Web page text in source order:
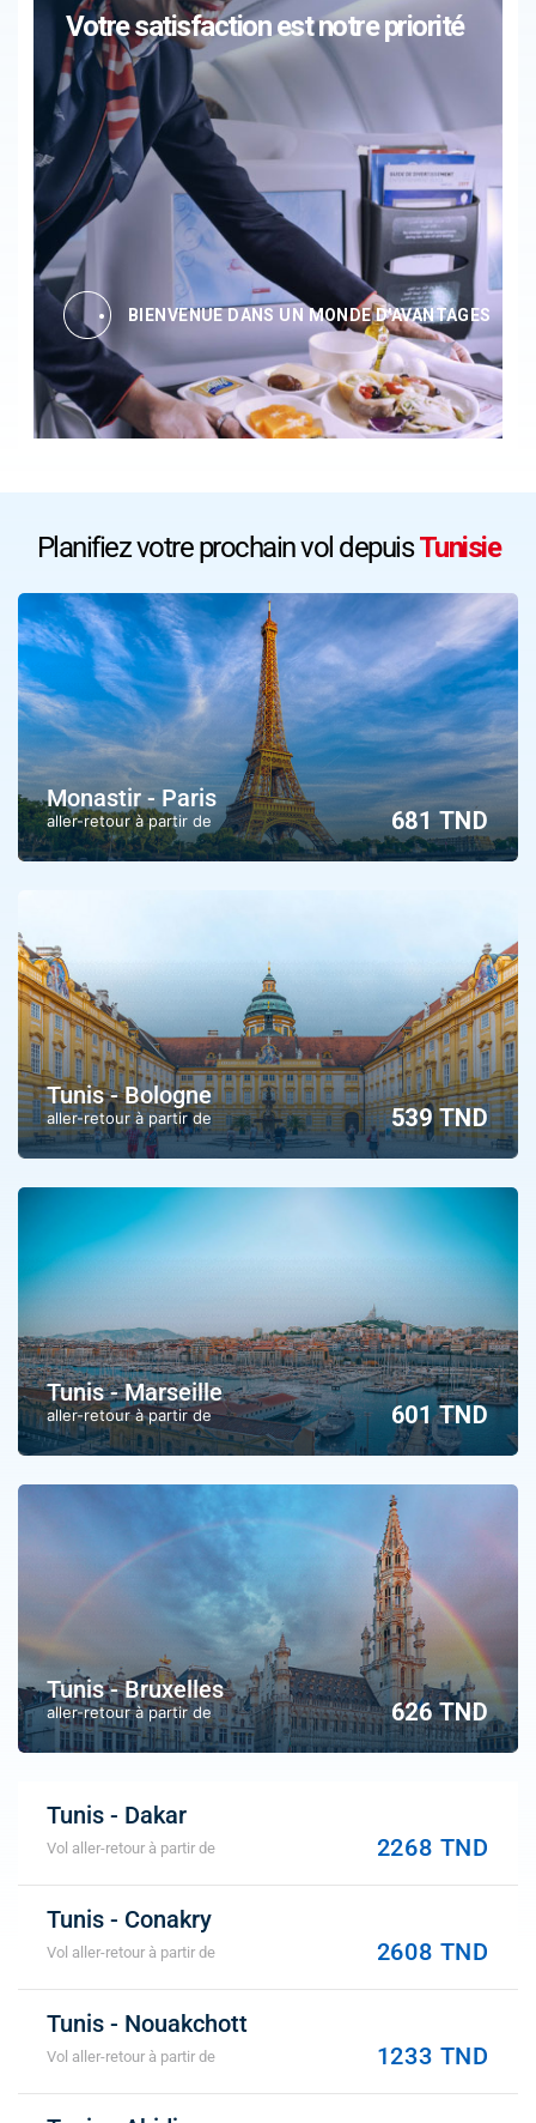
Votre satisfaction est notre priorité
BIENVENUE DANS UN MONDE D'AVANTAGES
Planifiez votre prochain vol depuisTunisie
Monastir - Paris
aller-retour à partir de 681 TND
Tunis - Bologne
aller-retour à partir de 539 TND
Tunis - Marseille
aller-retour à partir de 601 TND
Tunis - Bruxelles
aller-retour à partir de 626 TND
Tunis - Dakar
Vol aller-retour à partir de 2268 TND
Tunis - Conakry
Vol aller-retour à partir de 2608 TND
Tunis - Nouakchott
Vol aller-retour à partir de 1233 TND